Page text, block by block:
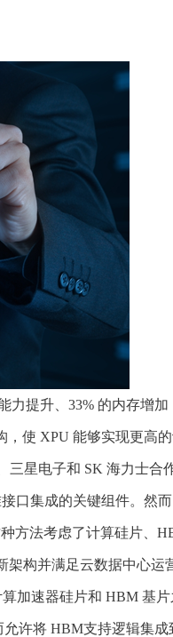
提升、33% 的内存增加
，使 XPU 能够实现更
星电子和 SK 海力士合
口集成的关键组件。然
方法考虑了计算硅片
构并满足云数据中心运
加速器硅片和 HBM 基
许将 HBM支持逻辑集